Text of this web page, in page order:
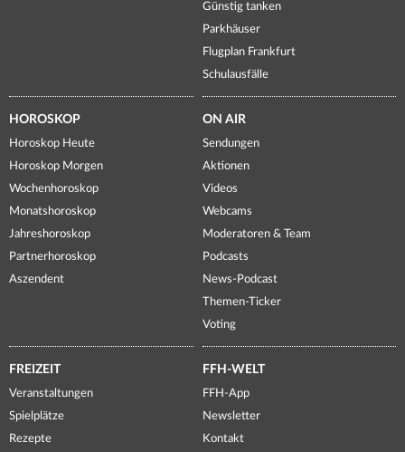
Günstig tanken
Parkhäuser
Flugplan Frankfurt
Schulausfälle
HOROSKOP
Horoskop Heute
Horoskop Morgen
Wochenhoroskop
Monatshoroskop
Jahreshoroskop
Partnerhoroskop
Aszendent
ON AIR
Sendungen
Aktionen
Videos
Webcams
Moderatoren & Team
Podcasts
News-Podcast
Themen-Ticker
Voting
FREIZEIT
Veranstaltungen
Spielplätze
Rezepte
FFH-WELT
FFH-App
Newsletter
Kontakt